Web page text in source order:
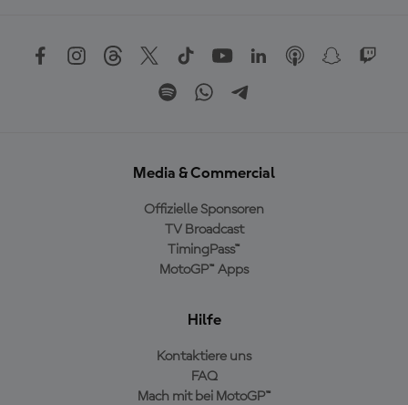
Media & Commercial
Offizielle Sponsoren
TV Broadcast
TimingPass™
MotoGP™ Apps
Hilfe
Kontaktiere uns
FAQ
Mach mit bei MotoGP™